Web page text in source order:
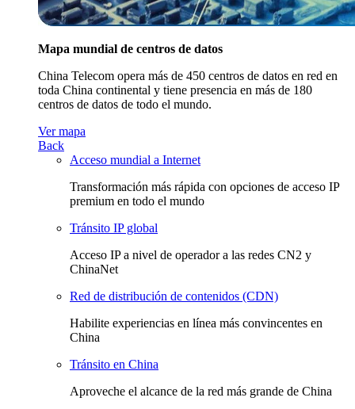
Mapa mundial de centros de datos
China Telecom opera más de 450 centros de datos en red en
toda China continental y tiene presencia en más de 180
centros de datos de todo el mundo.
Ver mapa
Back
Acceso mundial a Internet
Transformación más rápida con opciones de acceso IP
premium en todo el mundo
Tránsito IP global
Acceso IP a nivel de operador a las redes CN2 y
ChinaNet
Red de distribución de contenidos (CDN)
Habilite experiencias en línea más convincentes en
China
Tránsito en China
Aproveche el alcance de la red más grande de China